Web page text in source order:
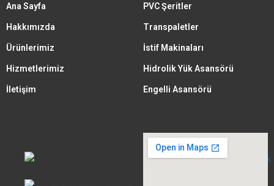
Ana Sayfa
Hakkımızda
Ürünlerimiz
Hizmetlerimiz
İletişim
PVC Şeritler
Transpaletler
İstif Makinaları
Hidrolik Yük Asansörü
Engelli Asansörü